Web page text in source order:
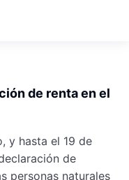
de renta en el
y hasta el 19 de
de
personas naturales